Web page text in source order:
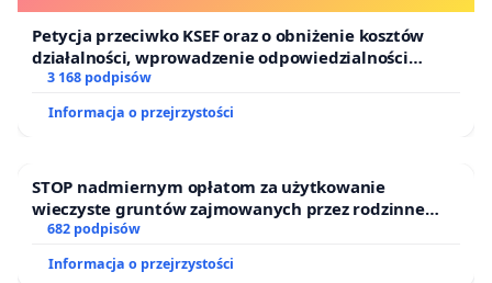
Petycja przeciwko KSEF oraz o obniżenie kosztów
działalności, wprowadzenie odpowiedzialności
finansowej kluczowych urzędników i sędziów
3 168 podpisów
Informacja o przejrzystości
STOP nadmiernym opłatom za użytkowanie
wieczyste gruntów zajmowanych przez rodzinne
ogrody działkowe.
682 podpisów
Informacja o przejrzystości